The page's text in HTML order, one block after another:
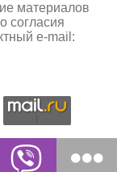
материалов
согласия
e-mail: